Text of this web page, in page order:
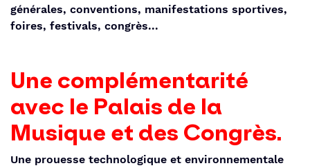
générales, conventions, manifestations sportives,
foires, festivals, congrès...
Une complémentarité
avec le Palais de la
Musique et des Congrès.
Une prouesse technologique et environnementale